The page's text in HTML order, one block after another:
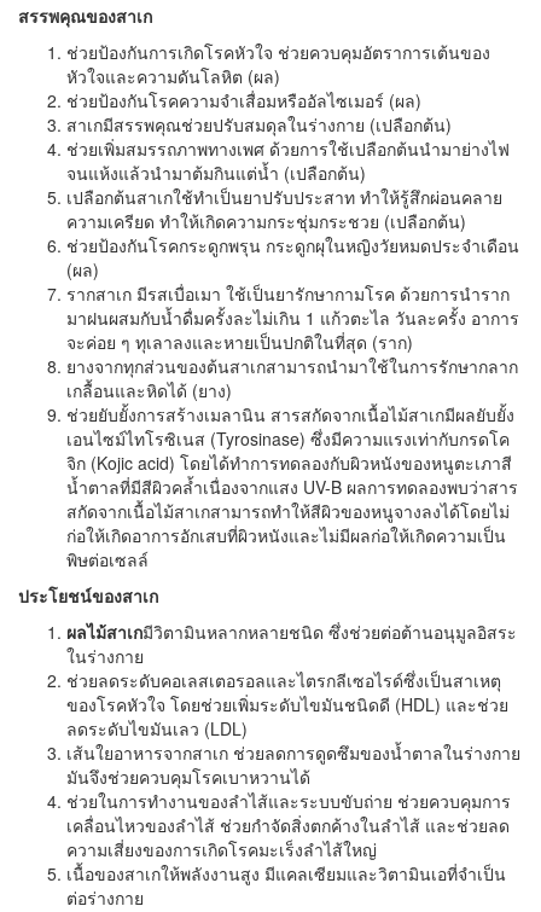
สรรพคุณของสาเก
ช่วยป้องกันการเกิดโรคหัวใจ ช่วยควบคุมอัตราการเต้นของ
หัวใจและความดันโลหิต (ผล)
ช่วยป้องกันโรคความจำเสื่อมหรืออัลไซเมอร์ (ผล)
สาเกมีสรรพคุณช่วยปรับสมดุลในร่างกาย (เปลือกต้น)
ช่วยเพิ่มสมรรถภาพทางเพศ ด้วยการใช้เปลือกต้นนำมาย่างไฟ
จนแห้งแล้วนำมาต้มกินแต่น้ำ (เปลือกต้น)
เปลือกต้นสาเกใช้ทำเป็นยาปรับประสาท ทำให้รู้สึกผ่อนคลาย
ความเครียด ทำให้เกิดความกระชุ่มกระชวย (เปลือกต้น)
ช่วยป้องกันโรคกระดูกพรุน กระดูกผุในหญิงวัยหมดประจำเดือน
(ผล)
รากสาเก มีรสเบื่อเมา ใช้เป็นยารักษากามโรค ด้วยการนำราก
มาฝนผสมกับน้ำดื่มครั้งละไม่เกิน 1 แก้วตะไล วันละครั้ง อาการ
จะค่อย ๆ ทุเลาลงและหายเป็นปกติในที่สุด (ราก)
ยางจากทุกส่วนของต้นสาเกสามารถนำมาใช้ในการรักษากลาก
เกลื้อนและหิดได้ (ยาง)
ช่วยยับยั้งการสร้างเมลานิน สารสกัดจากเนื้อไม้สาเกมีผลยับยั้ง
เอนไซม์ไทโรซิเนส (Tyrosinase) ซึ่งมีความแรงเท่ากับกรดโค
จิก (Kojic acid) โดยได้ทำการทดลองกับผิวหนังของหนูตะเภาสี
น้ำตาลที่มีสีผิวคล้ำเนื่องจากแสง UV-B ผลการทดลองพบว่าสาร
สกัดจากเนื้อไม้สาเกสามารถทำให้สีผิวของหนูจางลงได้โดยไม่
ก่อให้เกิดอาการอักเสบที่ผิวหนังและไม่มีผลก่อให้เกิดความเป็น
พิษต่อเซลล์
ประโยชน์ของสาเก
ผลไม้สาเกมีวิตามินหลากหลายชนิด ซึ่งช่วยต่อต้านอนุมูลอิสระ
ในร่างกาย
ช่วยลดระดับคอเลสเตอรอลและไตรกลีเซอไรด์ซึ่งเป็นสาเหตุ
ของโรคหัวใจ โดยช่วยเพิ่มระดับไขมันชนิดดี (HDL) และช่วย
ลดระดับไขมันเลว (LDL)
เส้นใยอาหารจากสาเก ช่วยลดการดูดซึมของน้ำตาลในร่างกาย
มันจึงช่วยควบคุมโรคเบาหวานได้
ช่วยในการทำงานของลำไส้และระบบขับถ่าย ช่วยควบคุมการ
เคลื่อนไหวของลำไส้ ช่วยกำจัดสิ่งตกค้างในลำไส้ และช่วยลด
ความเสี่ยงของการเกิดโรคมะเร็งลำไส้ใหญ่
เนื้อของสาเกให้พลังงานสูง มีแคลเซียมและวิตามินเอที่จำเป็น
ต่อร่างกาย